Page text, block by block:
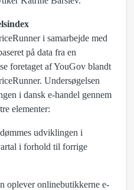
i samarbejde med
på data fra en
foretaget af YouGov blandt
Undersøgelsen
i dansk e-handel gennem
elementer:
udviklingen i
i forhold til forrige
oplever onlinebutikkerne e-